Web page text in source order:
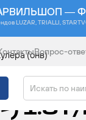
—
LUZAR, TRIALLI,
Вопрос-
(онв)
)